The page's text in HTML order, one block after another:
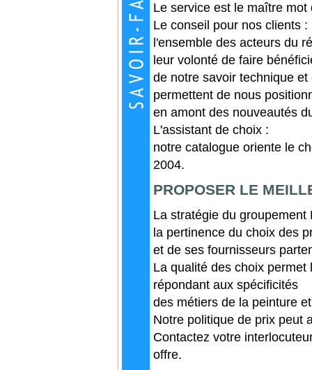
Le service est le maître mot
Le conseil pour nos clients :
l'ensemble des acteurs du
leur volonté de faire
de notre savoir technique
permettent de nous
en amont des nouveautés
L'assistant de choix :
notre catalogue oriente le
2004.
PROPOSER LE
La stratégie du
la pertinence du choix des
et de ses fournisseurs
La qualité des choix
répondant aux spécificités
des métiers de la peinture
Notre politique de prix peut
Contactez votre
offre.